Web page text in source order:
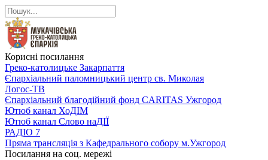
Корисні посилання
Греко-католицьке Закарпаття
Єпархіальний паломницький центр св. Миколая
Логос-ТВ
Єпархіальний благодійний фонд CARITAS Ужгород
Ютюб канал ХоДІМ
Ютюб канал Слово наДІЇ
РАДІО 7
Пряма трансляція з Кафедрального собору м.Ужгород
Посилання на соц. мережі